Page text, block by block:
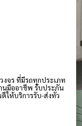
งจร ที่มีรถทุกประเภท
านมืออาชีพ รับประกัน
ให้บริการรับ-ส่งทั่ว